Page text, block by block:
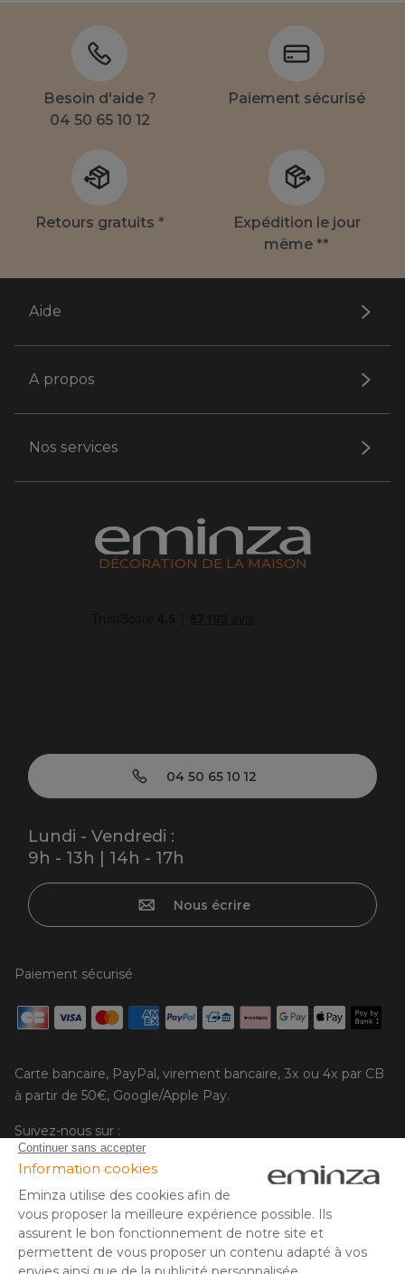
Besoin d'aide ?
04 50 65 10 12
Paiement sécurisé
Retours gratuits *
Expédition le jour
même **
Aide
A propos
Nos services
DÉCORATION DE LA MAISON
04 50 65 10 12
Lundi - Vendredi :
9h - 13h | 14h - 17h
Nous écrire
Paiement sécurisé
Carte bancaire, PayPal, virement bancaire, 3x ou 4x par CB
à partir de 50€, Google/Apple Pay.
Suivez-nous sur :
© Copyright 2025 Eminza | Tous droits réservés |
ESPAÑAFRA